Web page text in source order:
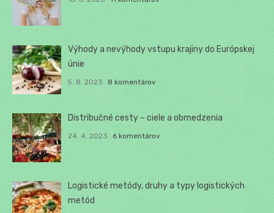
Výhody a nevýhody vstupu krajiny do Európskej
únie
5. 8. 2023 8 komentárov
Distribučné cesty – ciele a obmedzenia
24. 4. 2023 6 komentárov
Logistické metódy, druhy a typy logistických
metód